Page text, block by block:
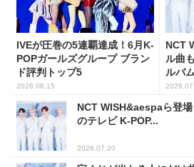
IVEが圧巻の5連覇達成！6月K-
POPガールズグループ ブラン
ド評判トップ5
2026.06.15
NCT
ル曲
ルバ
NCT WISH&aespaら登
のテレビ K-POP...
2026.07.20